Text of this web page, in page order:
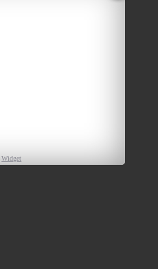
Widget